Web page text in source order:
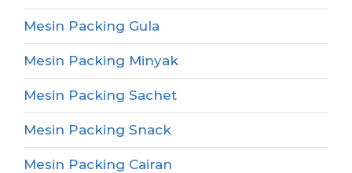
Mesin Packing Gula
Mesin Packing Minyak
Mesin Packing Sachet
Mesin Packing Snack
Mesin Packing Cairan